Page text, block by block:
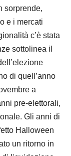
sorprende,
e i mercati
c’è stata
sottolinea il
di quell’anno
a
pre-elettorali,
Gli anni di
Halloween
un ritorno in